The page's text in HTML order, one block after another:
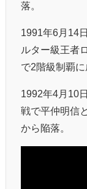
落。
1991年6月14
ルター級王者
で2階級制覇に
1992年4月10
戦で平仲明信
から陥落。